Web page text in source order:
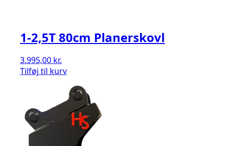
1-2,5T 80cm Planerskovl
3.995,00 kr.
Tilføj til kurv